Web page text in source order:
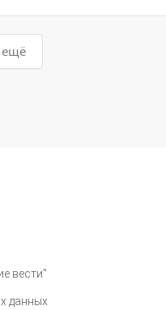
ещё
вести"
данных